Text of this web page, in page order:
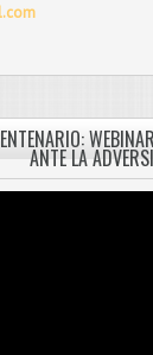
ANTE LA